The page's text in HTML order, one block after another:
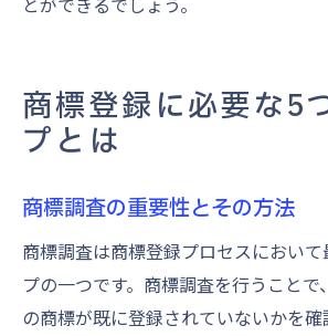
商標登録に必要な5
プとは
商標調査の重要性とその方法
商標調査は商標登録プロセスにおい
プの一つです。商標調査を行うこと
の商標が既に登録されていないかを